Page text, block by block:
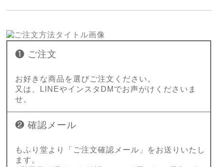
❶ ご注文
お好きな商品を選びご注文ください。
又は、LINEやインスタDMでお声がけくださいま
せ。
❷ 確認メール
もふり堂より「ご注文確認メール」をお送りいたし
ます。